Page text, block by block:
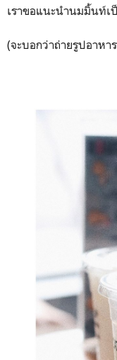
เราขอแนะนำนมมิ้นท์
(จะบอกว่าถ่ายรูปอาหา